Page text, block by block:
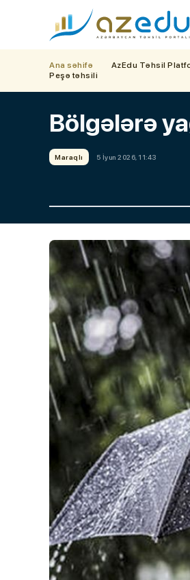
Ana səhifə AzEdu Təhsil
Peşə təhsili
Bölgələrə
Maraqlı 5 İyun 2026, 11:43